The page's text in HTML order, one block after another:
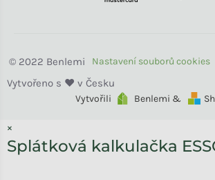
Vytvořili Benlemi &
Benlemi
×
Splátková kalkulačka